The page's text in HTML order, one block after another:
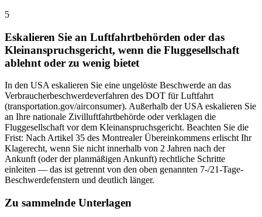
5
Eskalieren Sie an Luftfahrtbehörden oder das
Kleinanspruchsgericht, wenn die Fluggesellschaft
ablehnt oder zu wenig bietet
In den USA eskalieren Sie eine ungelöste Beschwerde an das
Verbraucherbeschwerdeverfahren des DOT für Luftfahrt
(transportation.gov/airconsumer). Außerhalb der USA eskalieren Sie
an Ihre nationale Zivilluftfahrtbehörde oder verklagen die
Fluggesellschaft vor dem Kleinanspruchsgericht. Beachten Sie die
Frist: Nach Artikel 35 des Montrealer Übereinkommens erlischt Ihr
Klagerecht, wenn Sie nicht innerhalb von 2 Jahren nach der
Ankunft (oder der planmäßigen Ankunft) rechtliche Schritte
einleiten — das ist getrennt von den oben genannten 7-/21-Tage-
Beschwerdefenstern und deutlich länger.
Zu sammelnde Unterlagen